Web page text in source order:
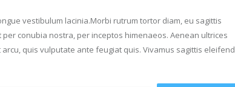
vestibulum lacinia.Morbi rutrum tortor diam, eu sagittis
conubia nostra, per inceptos himenaeos. Aenean ultrices
quis vulputate ante feugiat quis. Vivamus sagittis eleifend